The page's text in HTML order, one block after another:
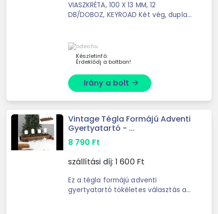
VIASZKRÉTA, 100 X 13 MM, 12
DB/DOBOZ, KEYROAD Két vég, dupla
foghatóságért egyedülálló formula,
amely ...
Készletinfó:
Érdeklődj a boltban!
Irány a bolt arrow_forward
Vintage Tégla Formájú Adventi
Gyertyatartó - ...
8 790 Ft
szállítási díj: 1 600Ft
Ez a tégla formájú adventi
gyertyatartó tökéletes választás az